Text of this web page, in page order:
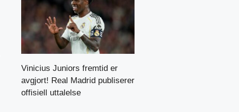
Vinicius Juniors fremtid er
avgjort! Real Madrid publiserer
offisiell uttalelse